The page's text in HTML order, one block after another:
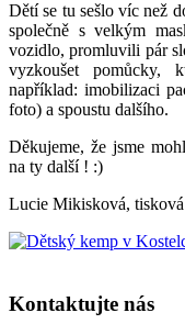
Dětí se tu sešlo víc než
společně s velkým
vozidlo, promluvili pár
vyzkoušet pomůcky,
například: imobilizaci
foto) a spoustu dalšího.
Děkujeme, že jsme
na ty další ! :)
Lucie Mikisková,
Kontaktujte nás